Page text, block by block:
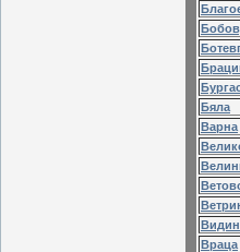
Бяла
Варна
Видин
Враца